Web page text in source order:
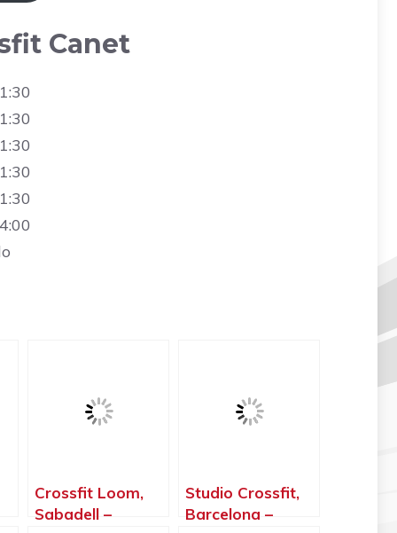
Canet
Crossfit Loom,
Sabadell –
Studio Crossfit,
Barcelona –